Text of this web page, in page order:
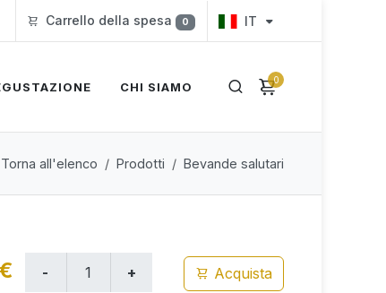
Carrello della spesa 0 IT
0
CHI SIAMO
Torna all'elenco Prodotti Bevande salutari
Acquista